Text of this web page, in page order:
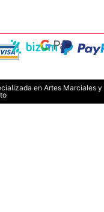
en Artes Marciales y